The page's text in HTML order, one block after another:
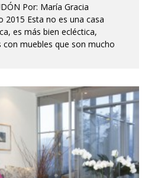
Por: María Gracia
2015 Esta no es una casa
es más bien ecléctica,
muebles que son mucho